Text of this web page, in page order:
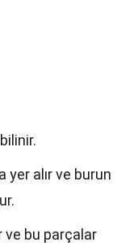
yer alır ve burun
ve bu parçalar